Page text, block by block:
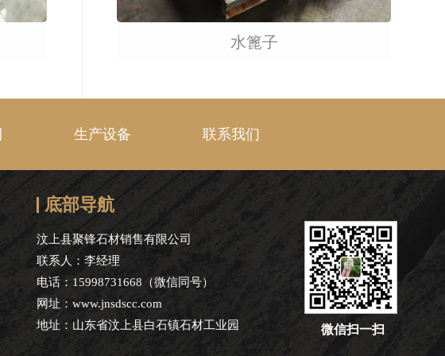
水篦子
生产设备 联系我们
底部导航
汶上县聚锋石材销售有限公司
联系人：李经理
电话：15998731668（微信同号）
网址：www.jnsdscc.com
地址：山东省汶上县白石镇石材工业园
微信扫一扫